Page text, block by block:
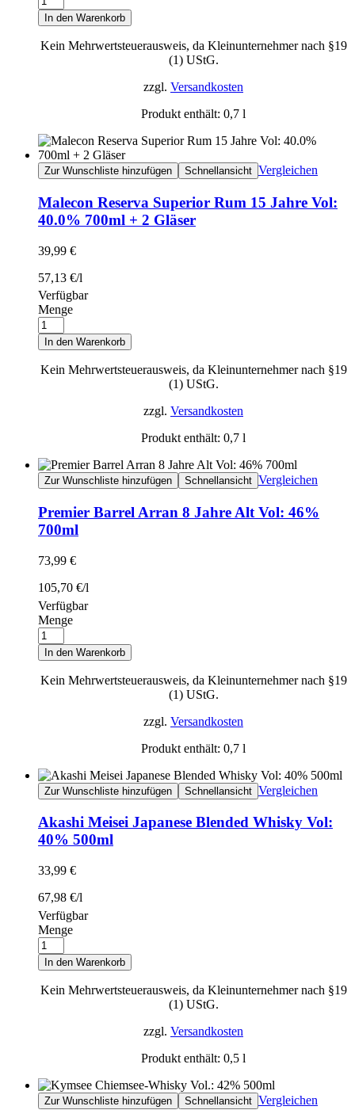
In den Warenkorb
Kein Mehrwertsteuerausweis, da Kleinunternehmer nach §19
(1) UStG.
zzgl. Versandkosten
Produkt enthält: 0,7 l
Zur Wunschliste hinzufügen Schnellansicht Vergleichen
Malecon Reserva Superior Rum 15 Jahre Vol:
40.0% 700ml + 2 Gläser
39,99 €
57,13 €/l
Verfügbar
Menge
In den Warenkorb
Kein Mehrwertsteuerausweis, da Kleinunternehmer nach §19
(1) UStG.
zzgl. Versandkosten
Produkt enthält: 0,7 l
Zur Wunschliste hinzufügen Schnellansicht Vergleichen
Premier Barrel Arran 8 Jahre Alt Vol: 46%
700ml
73,99 €
105,70 €/l
Verfügbar
Menge
In den Warenkorb
Kein Mehrwertsteuerausweis, da Kleinunternehmer nach §19
(1) UStG.
zzgl. Versandkosten
Produkt enthält: 0,7 l
Zur Wunschliste hinzufügen Schnellansicht Vergleichen
Akashi Meisei Japanese Blended Whisky Vol:
40% 500ml
33,99 €
67,98 €/l
Verfügbar
Menge
In den Warenkorb
Kein Mehrwertsteuerausweis, da Kleinunternehmer nach §19
(1) UStG.
zzgl. Versandkosten
Produkt enthält: 0,5 l
Zur Wunschliste hinzufügen Schnellansicht Vergleichen